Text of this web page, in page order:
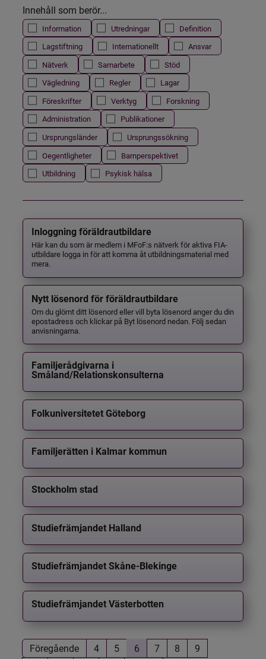
Innehåll som berör...
Information Utredningar
Definition
Lagstiftning
Internationellt
Ansvar
Nätverk
Samarbete
Stöd
Vägledning
Regler
Lagar
Föreskrifter
Verktyg
Forskning
Administration
Publikationer
Ursprungsländer
Ursprungssökning
Oegentligheter
Barnperspektivet
Utbildning
Psykisk hälsa
Inloggning föräldrautbildare
Här kan du som är medlem i MFoF:s nätverk för aktiva FIA-
utbildare logga in för att komma åt utbildningsmaterial med
mera.
Nytt lösenord för föräldrautbildare
Om du glömt ditt lösenord eller vill byta lösenord anger du din
epostadress och klickar på Byt lösenord nedan. Följ sedan
anvisningarna.
Familjerådgivarna i
Småland/Relationskonsulterna
Folkuniversitetet Göteborg
Familjerätten i Kalmar kommun
Stockholm stad
Studiefrämjandet Halland
Studiefrämjandet Skåne-Blekinge
Studiefrämjandet Västerbotten
Föregående 4 5 6 7 8
9